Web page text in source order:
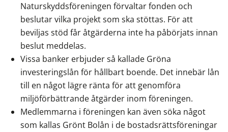
Naturskyddsföreningen förvaltar fonden och
beslutar vilka projekt som ska stöttas. För att
beviljas stöd får åtgärderna inte ha påbörjats innan
beslut meddelas.
Vissa banker erbjuder så kallade Gröna
investeringslån för hållbart boende. Det innebär lån
till en något lägre ränta för att genomföra
miljöförbättrande åtgärder inom föreningen.
Medlemmarna i föreningen kan även söka något
som kallas Grönt Bolån i de bostadsrättsföreningar